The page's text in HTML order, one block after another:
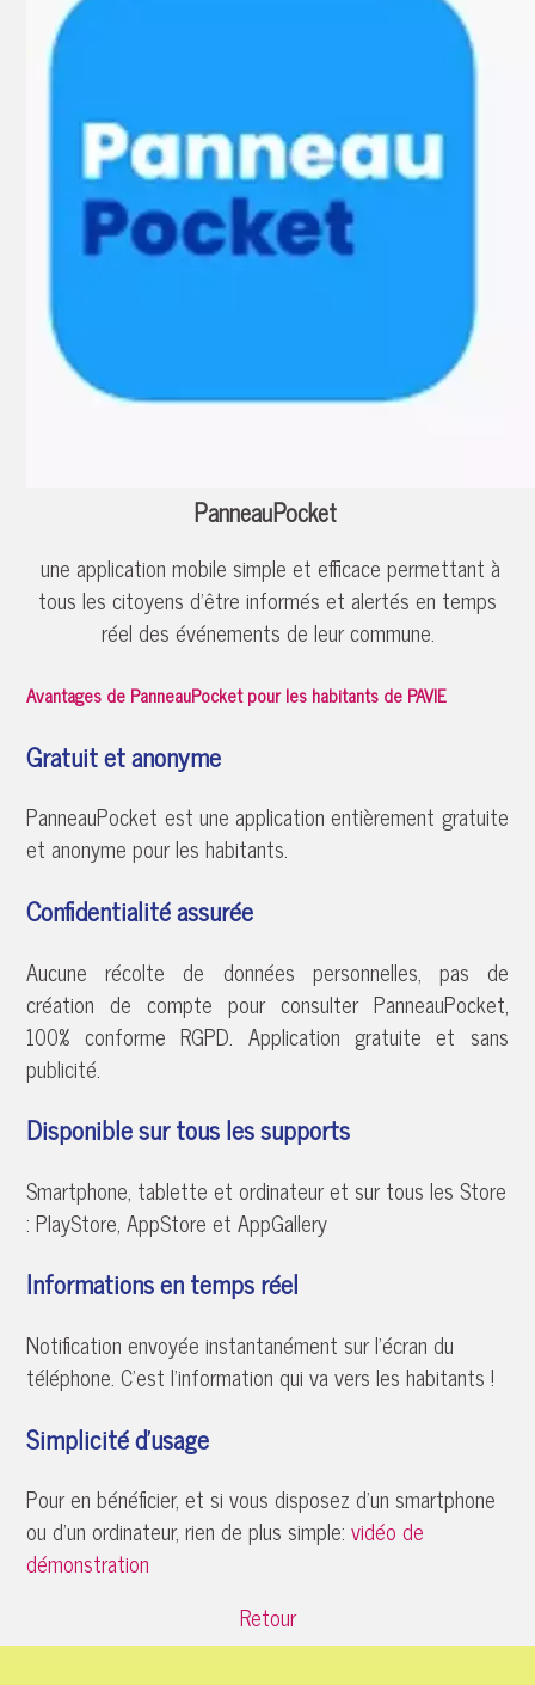
PanneauPocket
une application mobile simple et efficace permettant à
tous les citoyens d’être informés et alertés en temps
réel des événements de leur commune.
Avantages de PanneauPocket pour les habitants de PAVIE
Gratuit et anonyme
PanneauPocket est une application entièrement gratuite
et anonyme pour les habitants.
Confidentialité assurée
Aucune récolte de données personnelles, pas de
création de compte pour consulter PanneauPocket,
100% conforme RGPD. Application gratuite et sans
publicité.
Disponible sur tous les supports
Smartphone, tablette et ordinateur et sur tous les Store
: PlayStore, AppStore et AppGallery
Informations en temps réel
Notification envoyée instantanément sur l’écran du
téléphone. C’est l’information qui va vers les habitants !
Simplicité d’usage
Pour en bénéficier, et si vous disposez d'un smartphone
ou d'un ordinateur, rien de plus simple:vidéo de
démonstration
Retour